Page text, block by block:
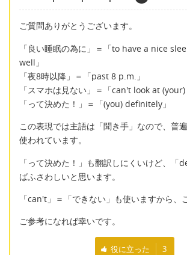
ご質問ありがとうございます。
「良い睡眠の為に」＝「to have a nice
well」
「夜8時以降」＝「past 8 p.m.」
「スマホは見ない」＝「can't look at
「って決めた！」＝「(you) definitely」
この表現では主語は「聞き手」なので、普
使われています。
「って決めた！」も翻訳しにくいけど、「
ばふさわしいと思います。
「can't」＝「できない」も使いますから、
ご参考になれば幸いです。
役に立った 3